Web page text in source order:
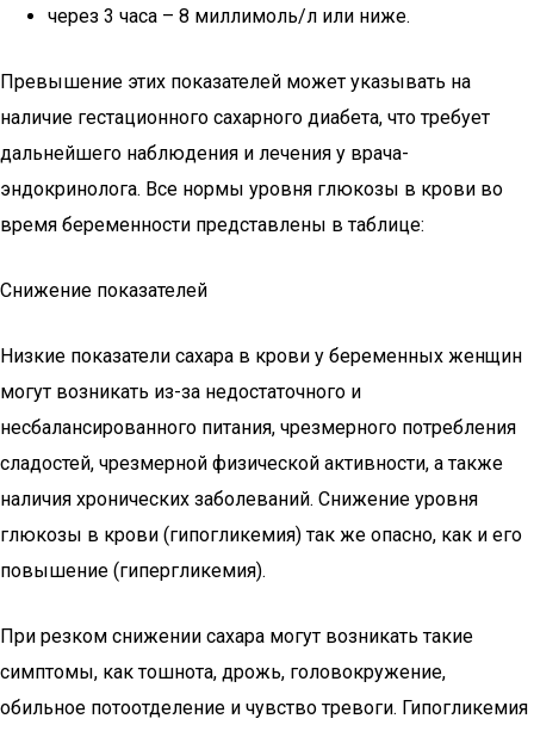
через 3 часа – 8 миллимоль/л или ниже.
Превышение этих показателей может указывать на
наличие гестационного сахарного диабета, что требует
дальнейшего наблюдения и лечения у врача-
эндокринолога. Все нормы уровня глюкозы в крови во
время беременности представлены в таблице:
Снижение показателей
Низкие показатели сахара в крови у беременных женщин
могут возникать из-за недостаточного и
несбалансированного питания, чрезмерного потребления
сладостей, чрезмерной физической активности, а также
наличия хронических заболеваний. Снижение уровня
глюкозы в крови (гипогликемия) так же опасно, как и его
повышение (гипергликемия).
При резком снижении сахара могут возникать такие
симптомы, как тошнота, дрожь, головокружение,
обильное потоотделение и чувство тревоги. Гипогликемия